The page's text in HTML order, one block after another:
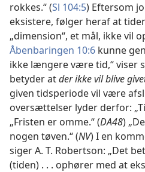
rokkes.“ (Sl 104:5) Eftersom
eksistere, følger heraf at
„dimension“, et mål, ikke vil
Åbenbaringen 10:6 kunne
ikke længere være tid,“ viser
betyder atder ikke vil blive
given tidsperiode vil være
oversættelser lyder derfor:
„Fristen er omme.“ (DA48)
nogen tøven.“ (NV) I en
siger A. T. Robertson: „Det
(tiden) . . . ophører med at